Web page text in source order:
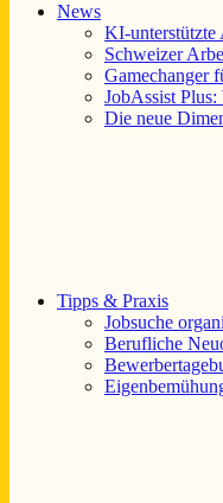
News
KI-unterstützte
Schweizer
Gamechanger
JobAssist
Die neue
Tipps & Praxis
Jobsuche
Berufliche